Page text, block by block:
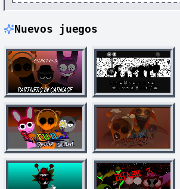
Nuevos juegos